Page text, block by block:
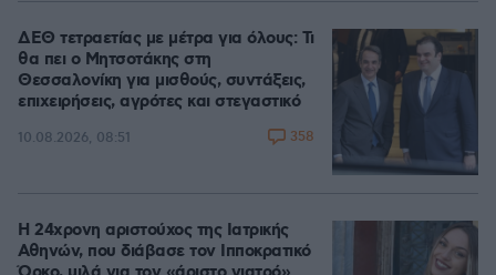
ΔΕΘ τετραετίας με μέτρα για όλους: Τι
θα πει ο Μητσοτάκης στη
Θεσσαλονίκη για μισθούς, συντάξεις,
επιχειρήσεις, αγρότες και στεγαστικό
10.08.2026, 08:51 358
Η 24χρονη αριστούχος της Ιατρικής
Αθηνών, που διάβασε τον Ιπποκρατικό